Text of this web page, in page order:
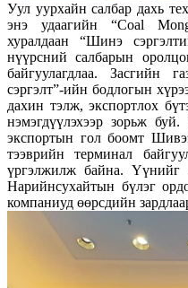
Уул уурхайн салбар дахь
энэ удаагийн “Coal
хуралдаан “Шинэ
нүүрсний салбарын
байгуулагдлаа. Засгийн
сэргэлт”-ийн бодлогын
дахин тэлж, экспортлох
нэмэгдүүлэхээр зорьж
экспортын гол боомт
тээврийн терминал
үргэлжилж байна. Үүнийг
Нарийнсухайтын бүлэг
компаниуд өөрсдийн